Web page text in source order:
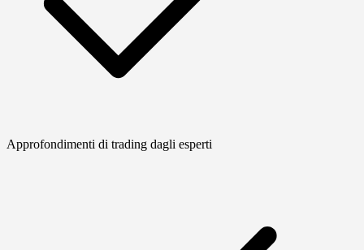
Approfondimenti di trading dagli esperti